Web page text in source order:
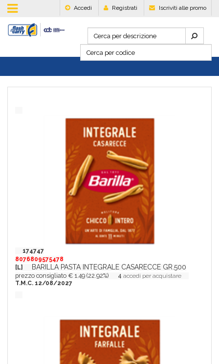
Accedi Registrati Iscriviti alle promo
174747
8076809575478
[L]
BARILLA PASTA INTEGRALE CASARECCE GR.500
prezzo consigliato € 1.49 (22.92%) 4 accedi per acquistare
T.M.C. 12/08/2027